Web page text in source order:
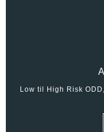
Low til High Risk